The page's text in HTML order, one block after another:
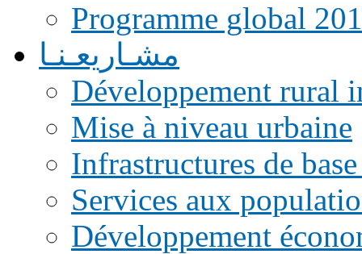
Programme global
مشـاريعـنـا
Développement rural
Mise à niveau urbaine
Infrastructures de
Services aux
Développement